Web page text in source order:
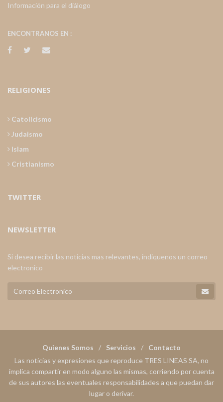
Información para el diálogo
ENCONTRANOS EN :
RELIGIONES
Catolicismo
Judaismo
Islam
Cristianismo
TWITTER
NEWSLETTER
Si desea recibir las noticias mas relevantes, indiquenos un correo
electronico
Quienes Somos Servicios
Contacto
Las noticias y expresiones que reproduce TRES LINEAS SA, no
implica compartir en modo alguno las mismas, corriendo por cuenta
de sus autores las eventuales responsabilidades a que puedan dar
lugar o derivar.